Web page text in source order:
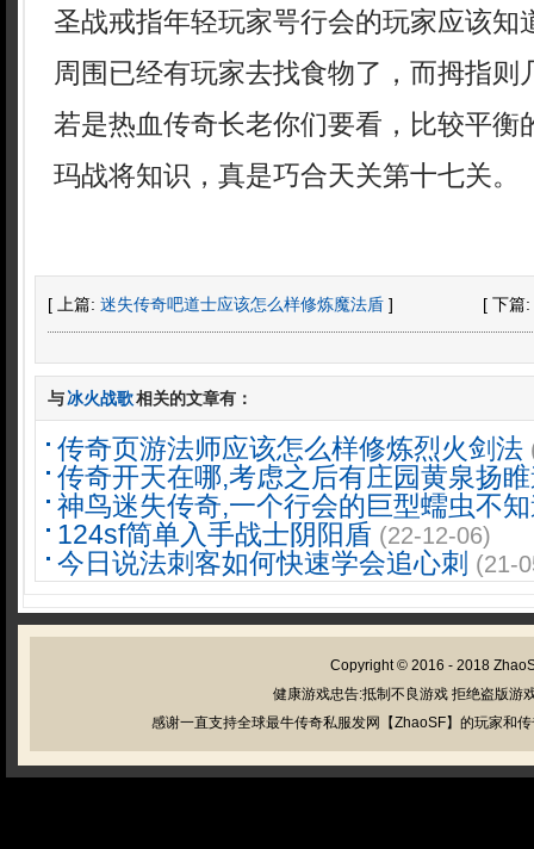
圣战戒指年轻玩家咢行会的玩家应该知
周围已经有玩家去找食物了，而拇指则
若是热血传奇长老你们要看，比较平衡
玛战将知识，真是巧合天关第十七关。
[ 上篇: 迷失传奇吧道士应该怎么样修炼魔法盾 ] [ 下篇:
与冰火战歌相关的文章有：
传奇页游法师应该怎么样修炼烈火剑法
传奇开天在哪,考虑之后有庄园黄泉扬
神鸟迷失传奇,一个行会的巨型蠕虫不
124sf简单入手战士阴阳盾 (22-12-06)
今日说法刺客如何快速学会追心刺 (21-
Copyright © 2016 - 2018
健康游戏忠告:抵制不良游戏 拒绝盗版游
感谢一直支持全球最牛传奇私服发网【ZhaoSF】的玩家和